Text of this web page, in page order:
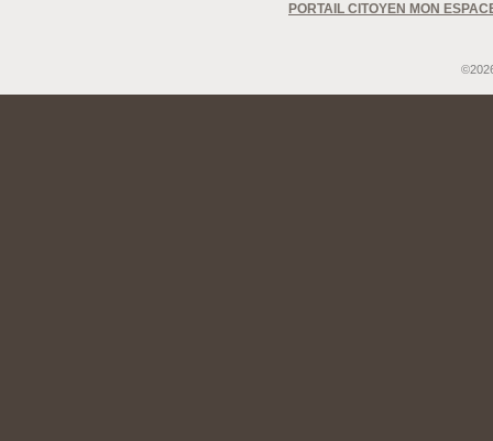
PORTAIL CITOYEN MON